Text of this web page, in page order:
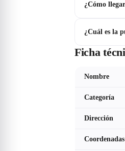
¿Cómo
¿Cuál es la
Ficha
Nombre
Categoría
Dirección
Coordenadas